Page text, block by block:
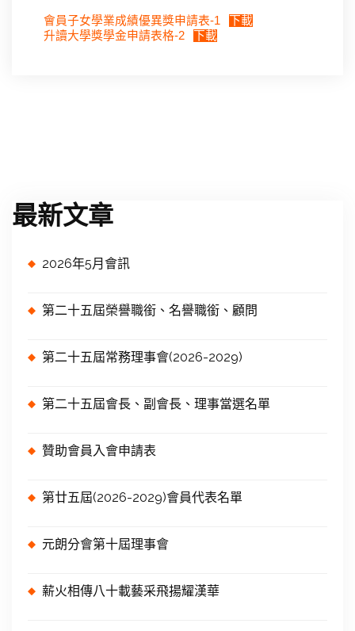
會員子女學業成績優異獎申請表-1
下載
升讀大學獎學金申請表格-2
下載
最新文章
2026年5月會訊
第二十五屆榮譽職銜、名譽職銜、顧問
第二十五屆常務理事會(2026-2029)
第二十五屆會長、副會長、理事當選名單
贊助會員入會申請表
第廿五屆(2026-2029)會員代表名單
元朗分會第十屆理事會
薪火相傳八十載藝采飛揚耀漢華